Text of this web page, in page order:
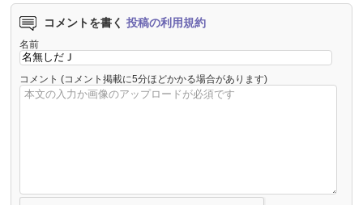
コメントを書く 投稿の利用規約
名前
コメント (コメント掲載に5分ほどかかる場合があります)